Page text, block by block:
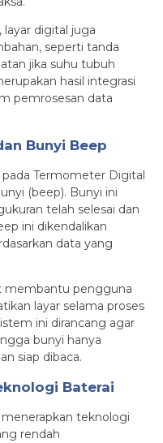
digital juga
seperti tanda
jika suhu tubuh
hasil integrasi
pemrosesan data
Bunyi Beep
Termometer Digital
(beep). Bunyi ini
telah selesai dan
ini dikendalikan
data yang
membantu pengguna
layar selama proses
ini dirancang agar
bunyi hanya
siap dibaca.
Baterai
teknologi
rendah